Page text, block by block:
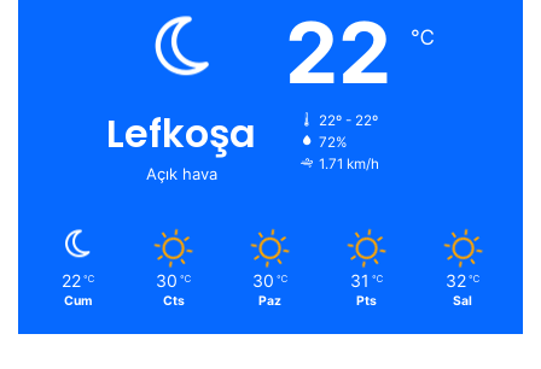
Lefkoşa
Açık hava
22 ℃
22º - 22º
72%
1.71 km/h
22 ℃
Cum
30 ℃
Cts
30 ℃
Paz
31 ℃
Pts
32 ℃
Sal